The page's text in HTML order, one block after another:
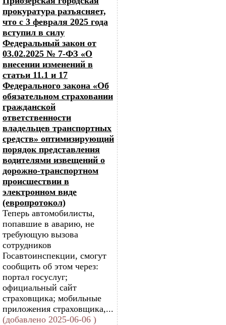
прокуратура разъясняет,
что с 3 февраля 2025 года
вступил в силу
Федеральный закон от
03.02.2025 № 7-ФЗ «О
внесении изменений в
статьи 11.1 и 17
Федерального закона «Об
обязательном страховании
гражданской
ответственности
владельцев транспортных
средств» оптимизирующий
порядок представления
водителями извещений о
дорожно-транспортном
происшествии в
электронном виде
(европротокол)
Теперь автомобилисты,
попавшие в аварию, не
требующую вызова
сотрудников
Госавтоинспекции, смогут
сообщить об этом через:
портал госуслуг;
официальный сайт
страховщика; мобильные
приложения страховщика,...
(добавлено 2025-06-06 )